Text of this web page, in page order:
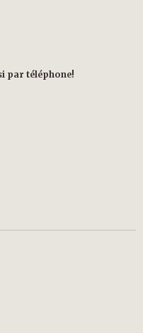
par téléphone!